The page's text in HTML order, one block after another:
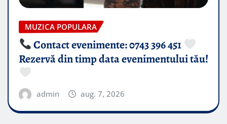
MUZICA POPULARA
Contact evenimente: 0743 396 451
Rezervă din timp data evenimentului tău!
admin aug. 7, 2026